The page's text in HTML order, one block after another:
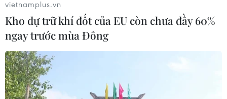
với các nhà báo Mỹ.
vietnamplus.vn
Kho dự trữ khí đốt của EU còn chưa đầy 60%
ngay trước mùa Đông